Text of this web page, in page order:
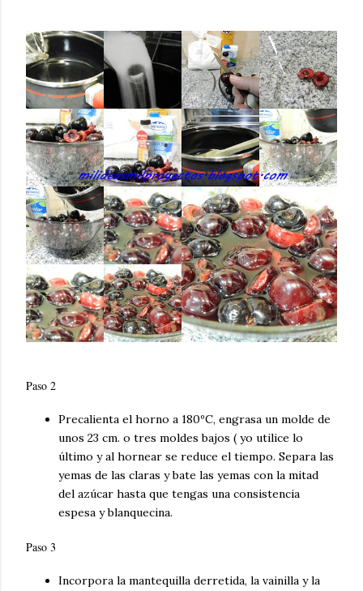
Paso 2
Precalienta el horno a 180ºC, engrasa un molde de
unos 23 cm. o tres moldes bajos ( yo utilice lo
último y al hornear se reduce el tiempo. Separa las
yemas de las claras y bate las yemas con la mitad
del azúcar hasta que tengas una consistencia
espesa y blanquecina.
Paso 3
Incorpora la mantequilla derretida, la vainilla y la